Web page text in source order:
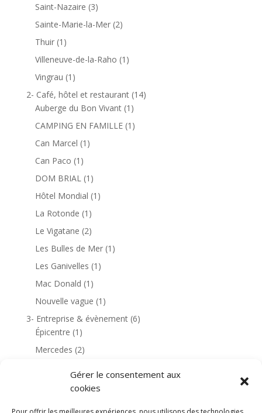
Gérer le consentement aux
cookies
Saint-Nazaire (3)
Sainte-Marie-la-Mer(2)
Thuir(1)
Villeneuve-de-la-Raho (1)
Vingrau (1)
2- Café, hôtel et restaurant(14)
Auberge du Bon Vivant(1)
CAMPING EN FAMILLE(1)
Can Marcel (1)
Can Paco (1)
DOM BRIAL(1)
Hôtel Mondial (1)
La Rotonde (1)
Le Vigatane (2)
Les Bulles de Mer(1)
Les Ganivelles (1)
Mac Donald (1)
Nouvelle vague (1)
3- Entreprise & évènement(6)
Épicentre (1)
Mercedes (2)
4- Habitation & environnement